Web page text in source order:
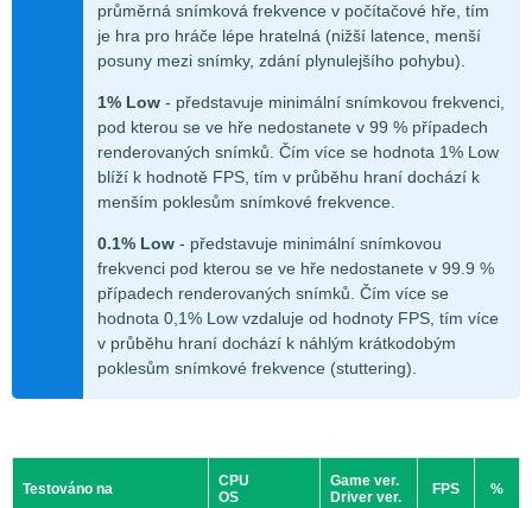
průměrná snímková frekvence v počítačové hře, tím
je hra pro hráče lépe hratelná (nižší latence, menší
posuny mezi snímky, zdání plynulejšího pohybu).
1% Low - představuje minimální snímkovou frekvenci,
pod kterou se ve hře nedostanete v 99 % případech
renderovaných snímků. Čím více se hodnota 1% Low
blíží k hodnotě FPS, tím v průběhu hraní dochází k
menším poklesům snímkové frekvence.
0.1% Low - představuje minimální snímkovou
frekvenci pod kterou se ve hře nedostanete v 99.9 %
případech renderovaných snímků. Čím více se
hodnota 0,1% Low vzdaluje od hodnoty FPS, tím více
v průběhu hraní dochází k náhlým krátkodobým
poklesům snímkové frekvence (stuttering).
Testováno na
CPU
OS
Game ver.
Driver ver.
FPS %